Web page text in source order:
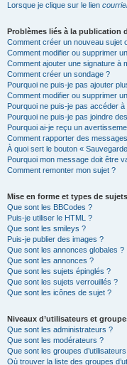
Lorsque je clique sur le lien courriel
Problèmes liés à la publication
Comment créer un nouveau sujet
Comment modifier ou supprimer
Comment ajouter une signature à
Comment créer un sondage ?
Pourquoi ne puis-je pas ajouter
Comment modifier ou supprimer
Pourquoi ne puis-je pas accéder à
Pourquoi ne puis-je pas joindre
Pourquoi ai-je reçu un
Comment rapporter des
À quoi sert le bouton «
Pourquoi mon message doit être
Comment remonter mon sujet ?
Mise en forme et types de sujets
Que sont les BBCodes ?
Puis-je utiliser le HTML ?
Que sont les smileys ?
Puis-je publier des images ?
Que sont les annonces globales ?
Que sont les annonces ?
Que sont les sujets épinglés ?
Que sont les sujets verrouillés ?
Que sont les icônes de sujet ?
Niveaux d’utilisateurs et
Que sont les administrateurs ?
Que sont les modérateurs ?
Que sont les groupes
Où trouver la liste des groupes